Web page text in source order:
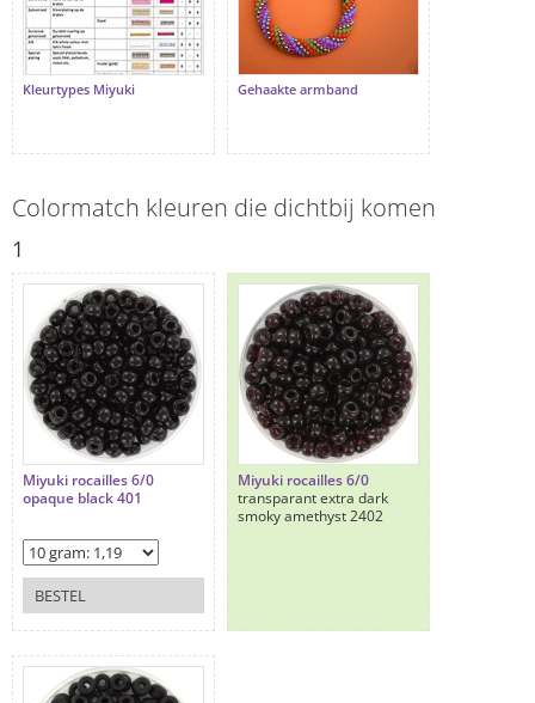
Kleurtypes Miyuki Gehaakte armband
Colormatch kleuren die dichtbij komen
1
Miyuki rocailles 6/0
opaque black 401
BESTEL
Miyuki rocailles 6/0
transparant extra dark
smoky amethyst 2402